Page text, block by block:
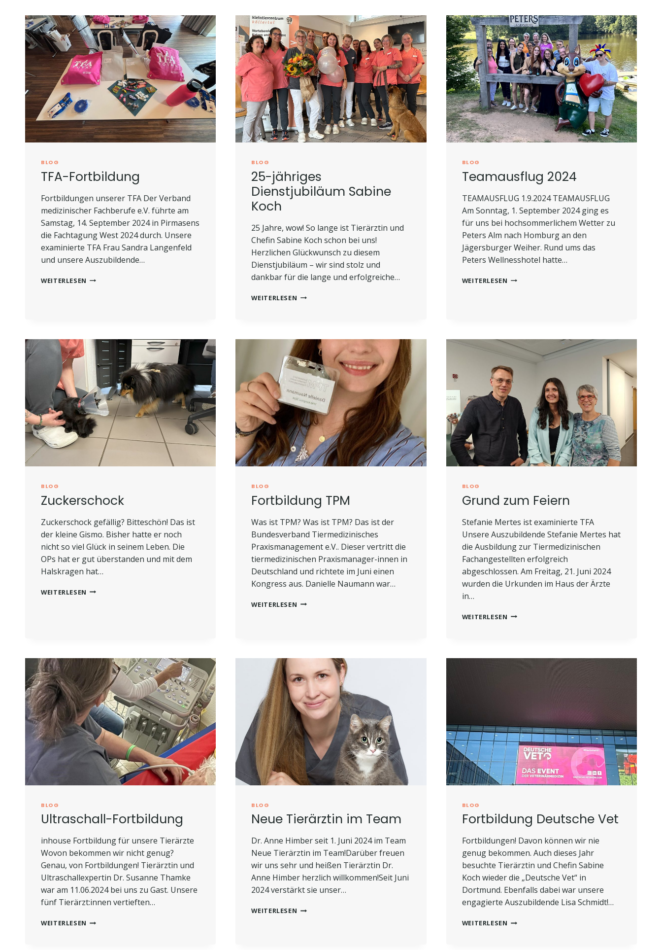
BLOG
TFA-Fortbildung
Fortbildungen unserer TFA Der Verband
medizinischer Fachberufe e.V. führte am
Samstag, 14. September 2024 in Pirmasens
die Fachtagung West 2024 durch. Unsere
examinierte TFA Frau Sandra Langenfeld
und unsere Auszubildende…
WEITERLESEN TFA-
BLOG
25-jähriges
Dienstjubiläum Sabine
Koch
25 Jahre, wow! So lange ist Tierärztin und
Chefin Sabine Koch schon bei uns!
Herzlichen Glückwunsch zu diesem
Dienstjubiläum – wir sind stolz und
dankbar für die lange und erfolgreiche…
WEITERLESEN 25-
BLOG
Teamausflug 2024
TEAMAUSFLUG 1.9.2024 TEAMAUSFLUG
Am Sonntag, 1. September 2024 ging es
für uns bei hochsommerlichem Wetter zu
Peters Alm nach Homburg an den
Jägersburger Weiher. Rund ums das
Peters Wellnesshotel hatte…
WEITERLESEN TEAMAUSFLUG
BLOG
Zuckerschock
Zuckerschock gefällig? Bitteschön! Das ist
der kleine Gismo. Bisher hatte er noch
nicht so viel Glück in seinem Leben. Die
OPs hat er gut überstanden und mit dem
Halskragen hat…
WEITERLESEN ZUCKERSCHOCK
BLOG
Fortbildung TPM
Was ist TPM? Was ist TPM? Das ist der
Bundesverband Tiermedizinisches
Praxismanagement e.V.. Dieser vertritt die
tiermedizinischen Praxismanager-innen in
Deutschland und richtete im Juni einen
Kongress aus. Danielle Naumann war…
WEITERLESEN FORTBILDUNG
BLOG
Grund zum Feiern
Stefanie Mertes ist examinierte TFA
Unsere Auszubildende Stefanie Mertes hat
die Ausbildung zur Tiermedizinischen
Fachangestellten erfolgreich
abgeschlossen. Am Freitag, 21. Juni 2024
wurden die Urkunden im Haus der Ärzte
in…
WEITERLESEN GRUND
BLOG
Ultraschall-Fortbildung
inhouse Fortbildung für unsere Tierärzte
Wovon bekommen wir nicht genug?
Genau, von Fortbildungen! Tierärztin und
Ultraschallexpertin Dr. Susanne Thamke
war am 11.06.2024 bei uns zu Gast. Unsere
fünf Tierärzt:innen vertieften…
WEITERLESEN ULTRASCHALL-
BLOG
Neue Tierärztin im Team
Dr. Anne Himber seit 1. Juni 2024 im Team
Neue Tierärztin im Team!Darüber freuen
wir uns sehr und heißen Tierärztin Dr.
Anne Himber herzlich willkommen!Seit Juni
2024 verstärkt sie unser…
WEITERLESEN NEUE
BLOG
Fortbildung Deutsche Vet
Fortbildungen! Davon können wir nie
genug bekommen. Auch dieses Jahr
besuchte Tierärztin und Chefin Sabine
Koch wieder die „Deutsche Vet“ in
Dortmund. Ebenfalls dabei war unsere
engagierte Auszubildende Lisa Schmidt!…
WEITERLESEN FORTBILDUNG